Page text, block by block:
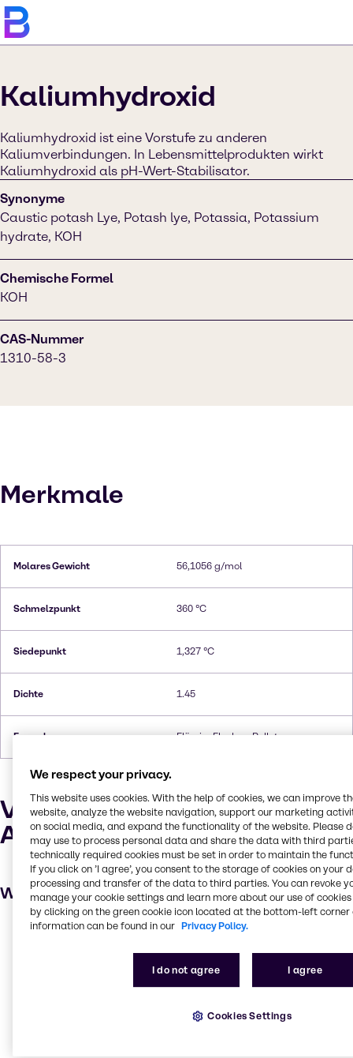
Kaliumhydroxid
Kaliumhydroxid ist eine Vorstufe zu anderen
Kaliumverbindungen. In Lebensmittelprodukten wirkt
Kaliumhydroxid als pH-Wert-Stabilisator.
Synonyme
Caustic potash Lye, Potash lye, Potassia, Potassium
hydrate, KOH
Chemische Formel
KOH
CAS-Nummer
1310-58-3
Merkmale
Molares Gewicht 56,1056 g/mol
Schmelzpunkt 360 °C
Siedepunkt 1,327 °C
Dichte 1.45
Formulare Flüssig, Flocken, Pellets
Verwendungszwecke und
Anwendungen
Wichtige Anwendungen
Metallbearbeitung
Rasen- und Gartenpflege
Stoff-, Textil- und Lederwaren
We respect your privacy.
This website uses cookies. With the help of cookies, we can improve
website, analyze the website navigation, support our marketing
on social media, and expand the functionality of the website. Please
may use to process personal data and share the data with third
technically required cookies must be set in order to maintain the
If you click on ’I agree’, you consent to the storage of cookies on your
processing and transfer of the data to third parties. You can revoke
manage your cookie settings and learn more about our use of cookies
by clicking on the green cookie icon located at the bottom-left corner
information can be found in our Privacy Policy.
I do not agree I agree
Cookies Settings